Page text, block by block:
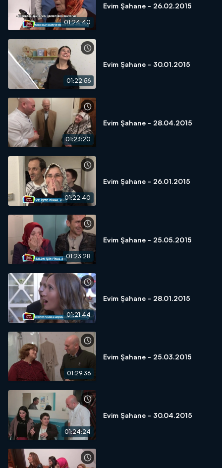
01:24:40
Evim Şahane - 26.02.2015
01:22:56
Evim Şahane - 30.01.2015
01:23:20
Evim Şahane - 28.04.2015
01:22:40
Evim Şahane - 26.01.2015
01:23:28
Evim Şahane - 25.05.2015
01:21:44
Evim Şahane - 28.01.2015
01:29:36
Evim Şahane - 25.03.2015
01:24:24
Evim Şahane - 30.04.2015